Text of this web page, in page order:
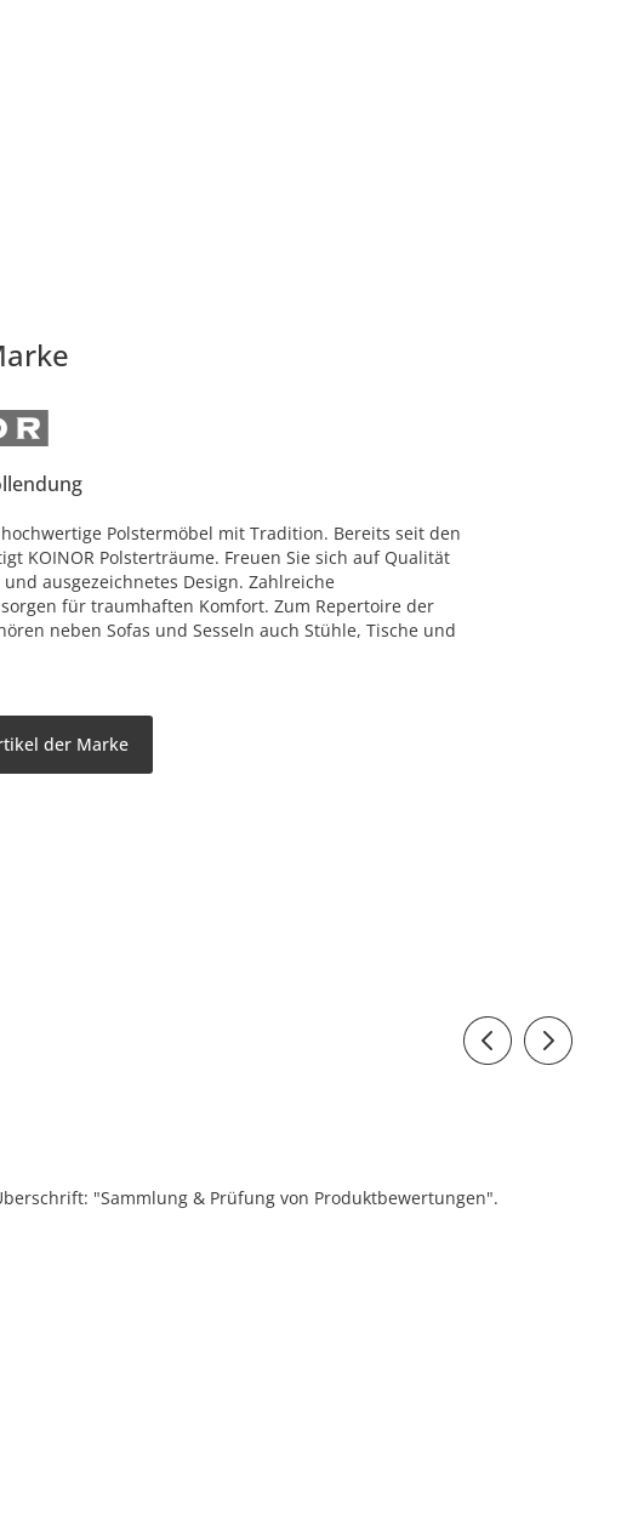
Polstermöbel mit Tradition. Bereits seit den
KOINOR Polsterträume. Freuen Sie sich auf Qualität
ausgezeichnetes Design. Zahlreiche
für traumhaften Komfort. Zum Repertoire der
neben Sofas und Sesseln auch Stühle, Tische und
der Marke
"Sammlung & Prüfung von Produktbewertungen".